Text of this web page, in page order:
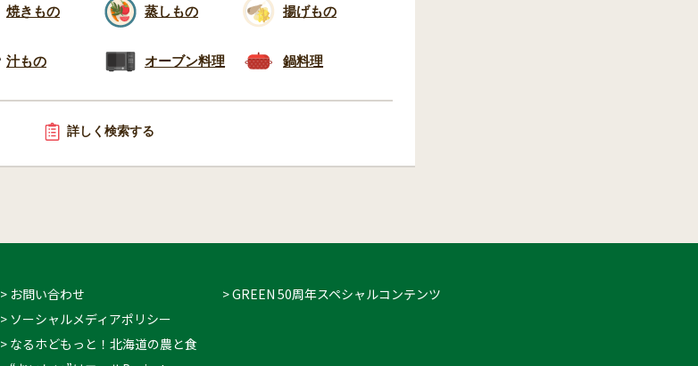
焼きもの 蒸しもの 揚げもの
汁もの オーブン料理 鍋料理
詳しく検索する
> お問い合わせ
> ソーシャルメディアポリシー
> なるホどもっと！北海道の農と食
> GREEN 50周年スペシャルコンテンツ